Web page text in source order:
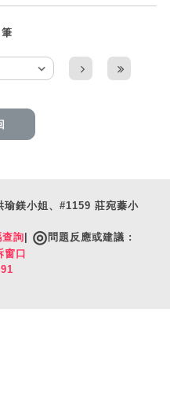
鎂小姐、#1159 莊宛蓁小
詢 ◎ 問題反應或建議 :
窗口